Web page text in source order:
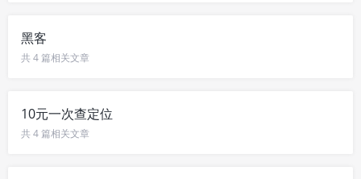
黑客
共 4 篇相关文章
10元一次查定位
共 4 篇相关文章